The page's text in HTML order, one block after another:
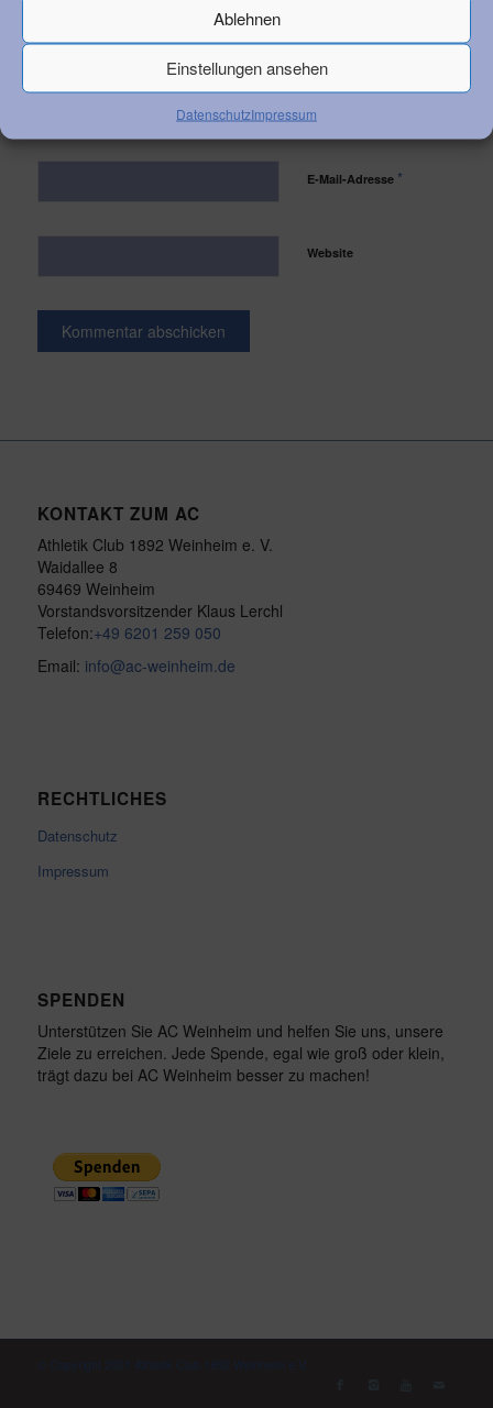
Ablehnen
Einstellungen ansehen
DatenschutzImpressum
E-Mail-Adresse *
Website
KONTAKT ZUM AC
Athletik Club 1892 Weinheim e. V.
Waidallee 8
69469 Weinheim
Vorstandsvorsitzender Klaus Lerchl
Telefon:+49 6201 259 050
Email: info@ac-weinheim.de
RECHTLICHES
Datenschutz
Impressum
SPENDEN
Unterstützen Sie AC Weinheim und helfen Sie uns, unsere
Ziele zu erreichen. Jede Spende, egal wie groß oder klein,
trägt dazu bei AC Weinheim besser zu machen!
© Copyright 2021 Athletik Club 1892 Weinheim e.V.